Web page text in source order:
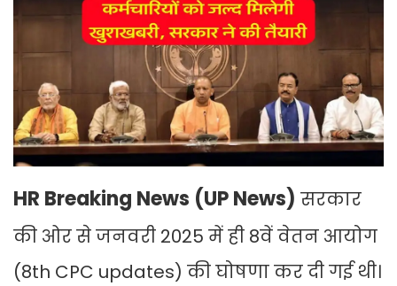
HR Breaking News (UP News) सरकार
की ओर से जनवरी 2025 में ही 8वें वेतन आयोग
(8th CPC updates) की घोषणा कर दी गई थी।